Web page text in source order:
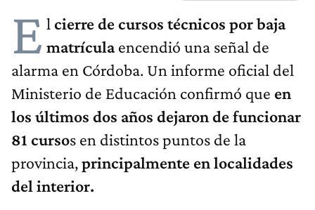
E l cierre de cursos técnicos por baja
matrículaencendió una señal de
alarma en Córdoba. Un informe oficial del
Ministerio de Educación confirmó que en
los últimos dos años dejaron de funcionar
81 cursos en distintos puntos de la
provincia,principalmente en localidades
del interior.